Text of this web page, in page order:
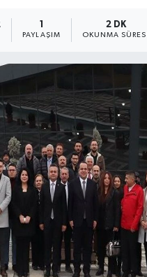
PAYLAŞIM
2 DK
OKUNMA SÜRESI